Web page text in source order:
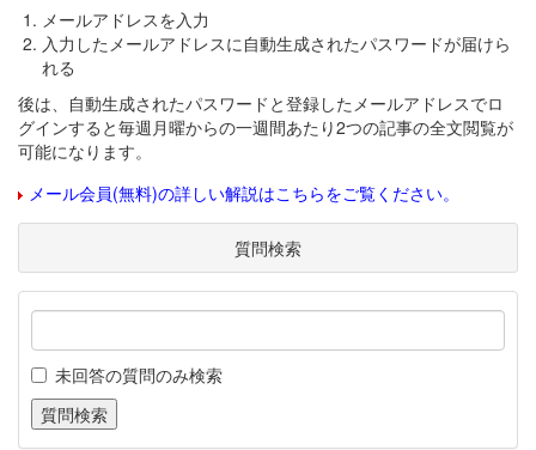
メールアドレスを入力
入力したメールアドレスに自動生成されたパスワードが届けら
れる
後は、自動生成されたパスワードと登録したメールアドレスでロ
グインすると毎週月曜からの一週間あたり2つの記事の全文閲覧が
可能になります。
メール会員(無料)の詳しい解説はこちらをご覧ください。
質問検索
未回答の質問のみ検索